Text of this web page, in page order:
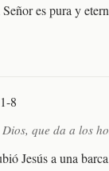
es pura y
8
que da a los
Jesús a una